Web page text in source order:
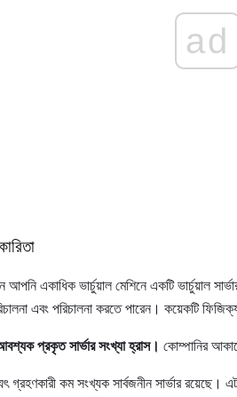
ad
আপনি একাধিক ভার্চুয়াল মেশিনে একটি ভার্চুয়াল
এবং পরিচালনা করতে পারেন। কয়েকটি
প্রকৃত সার্ভার সংখ্যা হ্রাস। কোম্পানির
গ্রহণকারী কম সংখ্যক সার্বজনীন সার্ভার রয়েছে।